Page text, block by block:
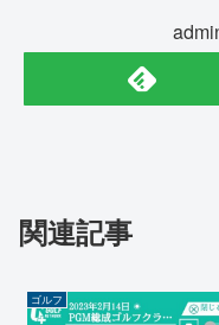
関連記事
ゴルフ